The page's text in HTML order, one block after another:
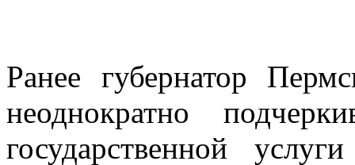
Ранее губернатор
неоднократно
государственной